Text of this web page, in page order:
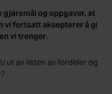
gjøremål og oppgaver, at
vi fortsatt aksepterer å gi
vi trenger.
ut av listen av fordeler og